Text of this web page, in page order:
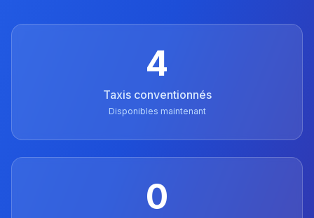
4
Taxis conventionnés
Disponibles maintenant
0